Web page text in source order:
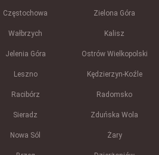
Częstochowa Zielona Góra
Wałbrzych Kalisz
Jelenia Góra Ostrów Wielkopolski
Leszno Kędzierzyn-Koźle
Racibórz Radomsko
Sieradz Zduńska Wola
Nowa Sól Żary